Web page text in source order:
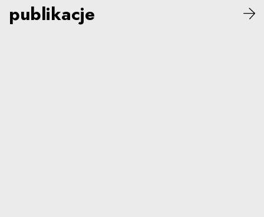
publikacje